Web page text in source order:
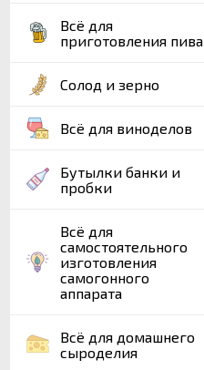
Всё для
приготовления пива
Солод и зерно
Всё для виноделов
Бутылки банки и
пробки
Всё для
самостоятельного
изготовления
самогонного
аппарата
Всё для домашнего
сыроделия